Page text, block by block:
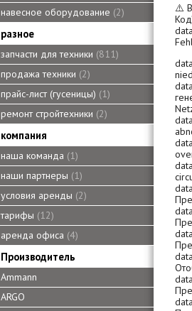
навесное оборудование 2
разное
запчасти для техники 811
продажа техники 2
прайс-лист (гусеницы)
1
ремонт стройтехники 2
компания
наша команда
1
наши партнеры
1
условия аренды 2
тарифы
12
аренда офиса 4
Производитель
Ammann
ARGO
⚠️